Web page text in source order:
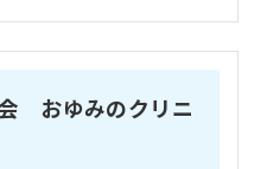
おゆみのクリニ